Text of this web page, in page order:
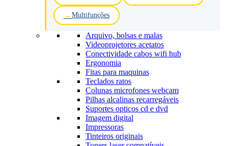
Multifunções
Arquivo, bolsas e malas
Videoprojetores acetatos
Conectividade cabos wifi hub
Ergonomia
Fitas para maquinas
Teclados ratos
Colunas microfones webcam
Pilhas alcalinas recarregáveis
Suportes opticos cd e dvd
Imagem digital
Impressoras
Tinteiros originais